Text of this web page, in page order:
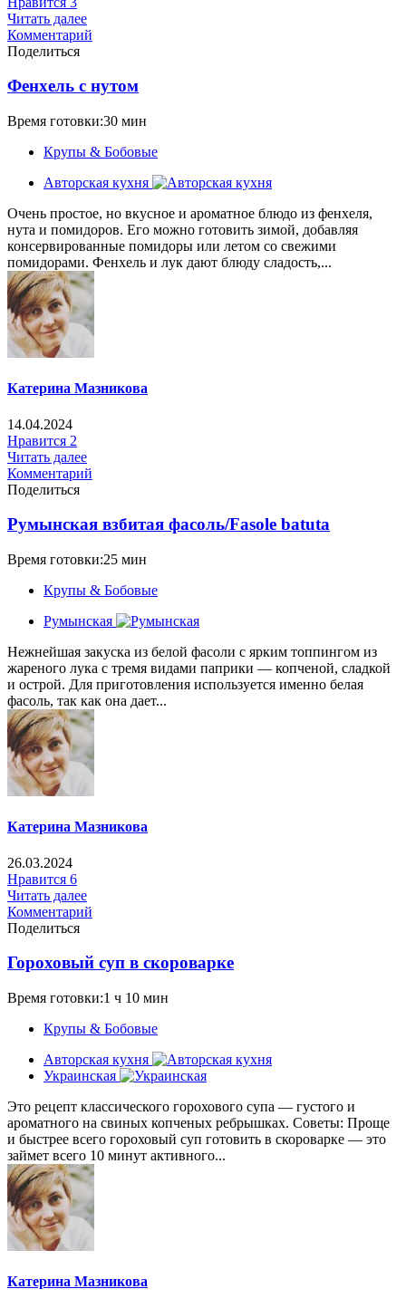
Читать далее
Комментарий
Поделиться
Фенхель с нутом
Время готовки:30 мин
Крупы & Бобовые
Авторская кухня
Очень простое, но вкусное и ароматное блюдо из фенхеля,
нута и помидоров. Его можно готовить зимой, добавляя
консервированные помидоры или летом со свежими
помидорами. Фенхель и лук дают блюду сладость,...
Катерина Мазникова
14.04.2024
Нравится 2
Читать далее
Комментарий
Поделиться
Румынская взбитая фасоль/Fasole batuta
Время готовки:25 мин
Крупы & Бобовые
Румынская
Нежнейшая закуска из белой фасоли с ярким топпингом из
жареного лука с тремя видами паприки — копченой, сладкой
и острой. Для приготовления используется именно белая
фасоль, так как она дает...
Катерина Мазникова
26.03.2024
Нравится 6
Читать далее
Комментарий
Поделиться
Гороховый суп в скороварке
Время готовки:1 ч 10 мин
Крупы & Бобовые
Авторская кухня
Украинская
Это рецепт классического горохового супа — густого и
ароматного на свиных копченых ребрышках. Советы: Проще
и быстрее всего гороховый суп готовить в скороварке — это
займет всего 10 минут активного...
Катерина Мазникова